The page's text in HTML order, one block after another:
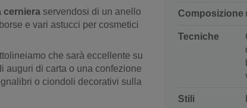
cerniera servendosi di un anello
e vari astucci per cosmetici
che sarà eccellente su
auguri di carta o una confezione
o ciondoli decorativi sulla
Composizione
Tecniche
Stili